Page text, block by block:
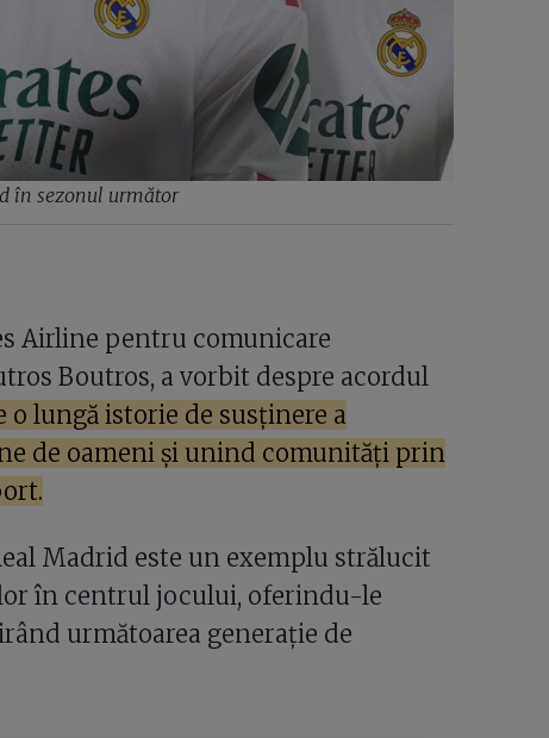
în sezonul următor
Airline pentru comunicare
Boutros, a vorbit despre acordul
o lungă istorie de susținere a
de oameni și unind comunități prin
Madrid este un exemplu strălucit
în centrul jocului, oferindu-le
următoarea generație de